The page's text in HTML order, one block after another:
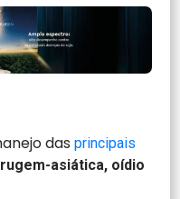
dasprincipais
asiática, oídio